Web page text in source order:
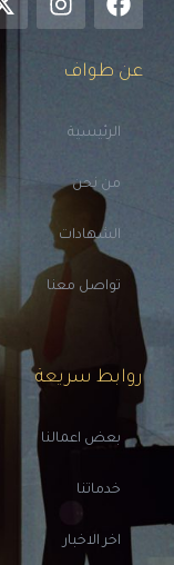
عن طواف
الرئيسية
من نحن
الشهادات
تواصل معنا
روابط سريعة
بعض اعمالنا
خدماتنا
اخر الاخبار